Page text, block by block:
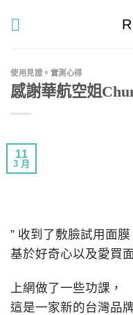
使用見證。實測心得
感謝華航空姐
11
3 月
” 收到了敷臉試用面膜
基於好奇心以及愛買
上網做了一些功課，
這是一家新的台灣品